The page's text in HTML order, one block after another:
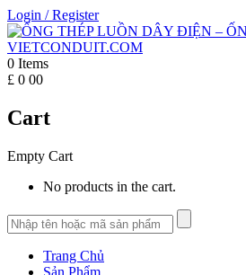
Login /Register
0 Items
£ 0 00
Cart
Empty Cart
No products in the cart.
Trang Chủ
Sản Phẩm